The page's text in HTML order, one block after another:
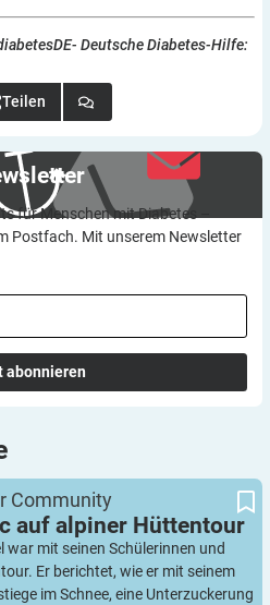
Deutsche Diabetes-Hilfe:
Teilen
für Menschen mit Diabetes –
Postfach. Mit unserem Newsletter
abonnieren
Community
auf alpiner Hüttentour
mit seinen Schülerinnen und
Er berichtet, wie er mit seinem
im Schnee, eine Unterzuckerung